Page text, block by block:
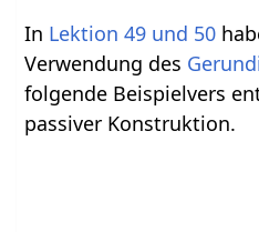
In Lektion 49 und 50
Verwendung des
folgende Beispielvers
passiver Konstruktion.